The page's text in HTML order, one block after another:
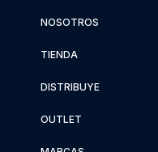
NOSOTROS
TIENDA
DISTRIBUYE
OUTLET